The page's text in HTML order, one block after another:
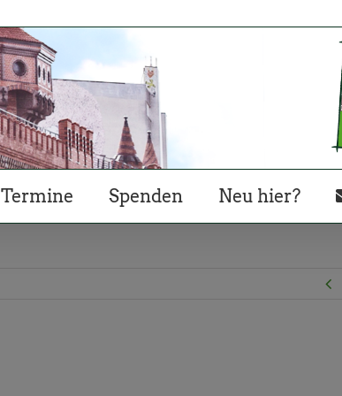
Termine Spenden Neu hier?